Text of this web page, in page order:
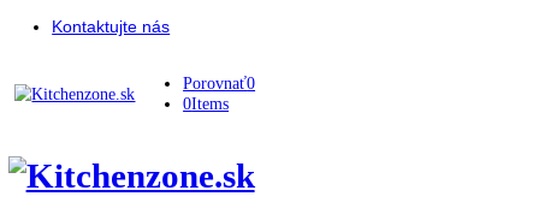
Kontaktujte nás
Porovnať
0Items